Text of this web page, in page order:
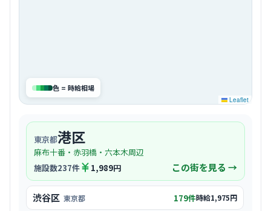
Leaflet
色 = 時給相場
東京都港区
麻布十番・赤羽橋・六本木周辺
施設数237件 1,989円 この街を見る →
渋谷区 東京都 179件時給1,975円